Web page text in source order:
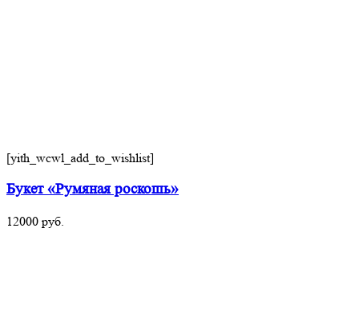
[yith_wcwl_add_to_wishlist]
Букет «Румяная роскошь»
12000 руб.